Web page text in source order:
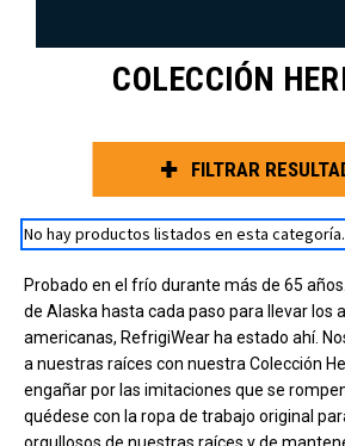
COLECCIÓN
FILTRAR
No hay productos listados en esta categoría.
Probado en el frío durante más de 65
de Alaska hasta cada paso para llevar los
americanas, RefrigiWear ha estado ahí.
a nuestras raíces con nuestra Colección
engañar por las imitaciones que se
quédese con la ropa de trabajo original